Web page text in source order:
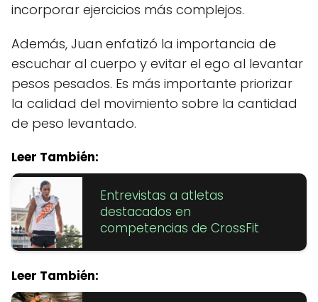
incorporar ejercicios más complejos.
Además, Juan enfatizó la importancia de
escuchar al cuerpo y evitar el ego al levantar
pesos pesados. Es más importante priorizar
la calidad del movimiento sobre la cantidad
de peso levantado.
Leer También:
Entrevistas a atletas
destacados en
competencias de CrossFit
Leer También: